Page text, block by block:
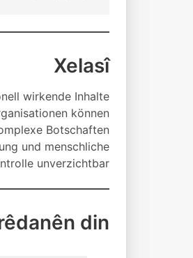
Xelasî
wirkende Inhalte
können
Botschaften
und menschliche
unverzichtbar.
din